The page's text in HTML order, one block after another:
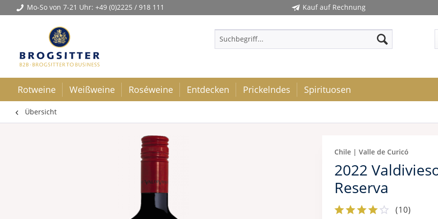
Mo-So von 7-21 Uhr: +49 (0)2225 / 918 111 Kauf auf Rechnung
Rotweine Weißweine Roséweine Entdecken Prickelndes Spirituosen
Übersicht
Chile | Valle de Curicó
2022
Reserva
(10)